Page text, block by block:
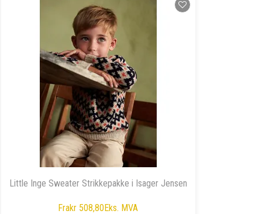
Little Inge Sweater Strikkepakke i Isager Jensen
Frakr 508,80Eks. MVA